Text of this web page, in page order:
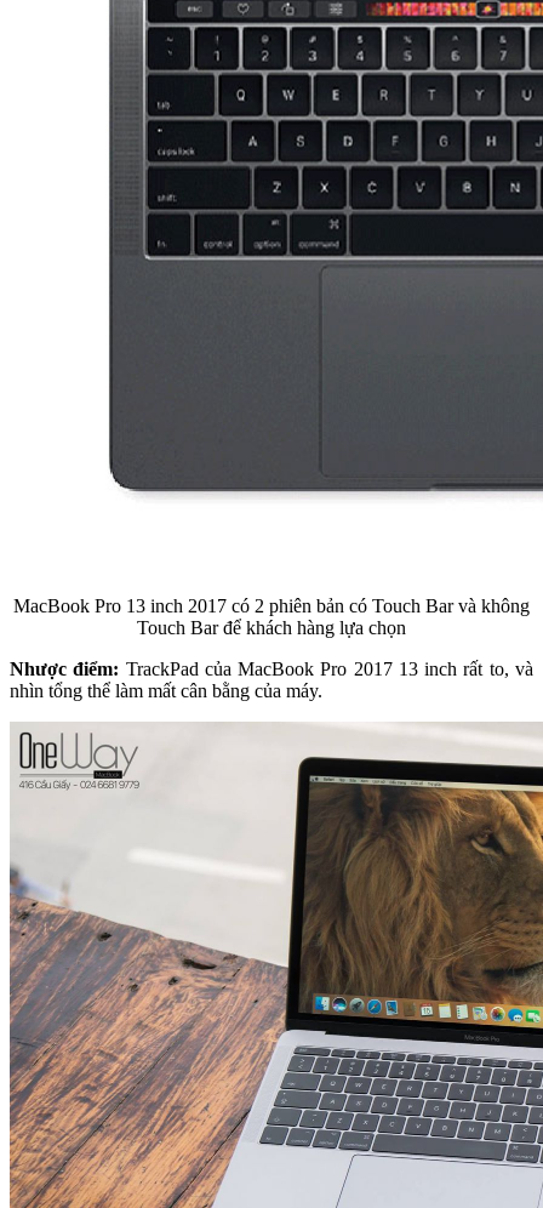
MacBook Pro 13 inch 2017 có 2 phiên bản có Touch Bar và không
Touch Bar để khách hàng lựa chọn
Nhược điểm: TrackPad của MacBook Pro 2017 13 inch rất to, và
nhìn tổng thể làm mất cân bằng của máy.